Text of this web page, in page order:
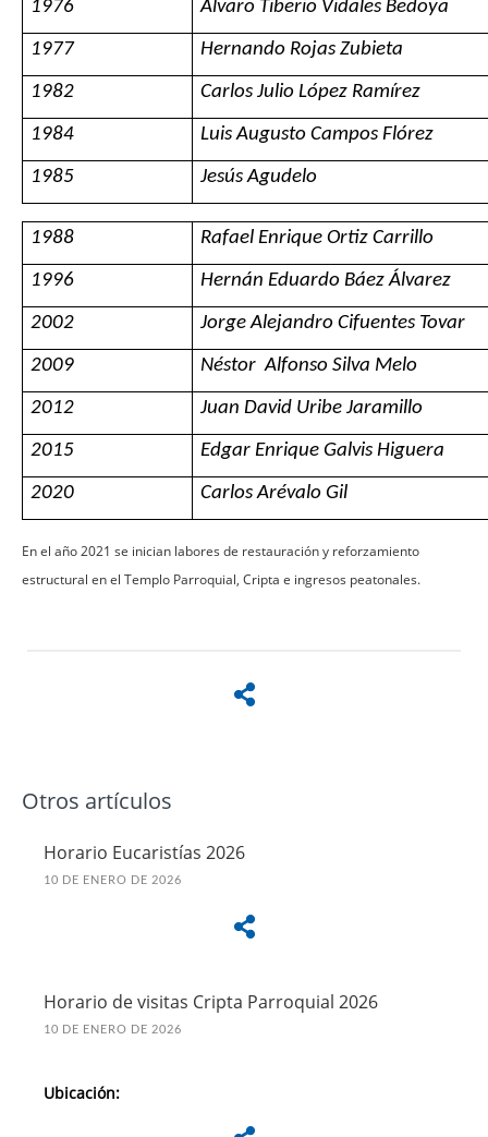
1976 Álvaro Tiberio Vidales Bedoya
1977 Hernando Rojas Zubieta
1982 Carlos Julio López Ramírez
1984 Luis Augusto Campos Flórez
1985 Jesús Agudelo
1988 Rafael Enrique Ortiz Carrillo
1996 Hernán Eduardo Báez Álvarez
2002 Jorge Alejandro Cifuentes Tovar
2009 Néstor Alfonso Silva Melo
2012 Juan David Uribe Jaramillo
2015 Edgar Enrique Galvis Higuera
2020 Carlos Arévalo Gil
En el año 2021 se inician labores de restauración y reforzamiento
estructural en el Templo Parroquial, Cripta e ingresos peatonales.
Otros artículos
Horario Eucaristías 2026
10 DE ENERO DE 2026
Horario de visitas Cripta Parroquial 2026
10 DE ENERO DE 2026
Ubicación: